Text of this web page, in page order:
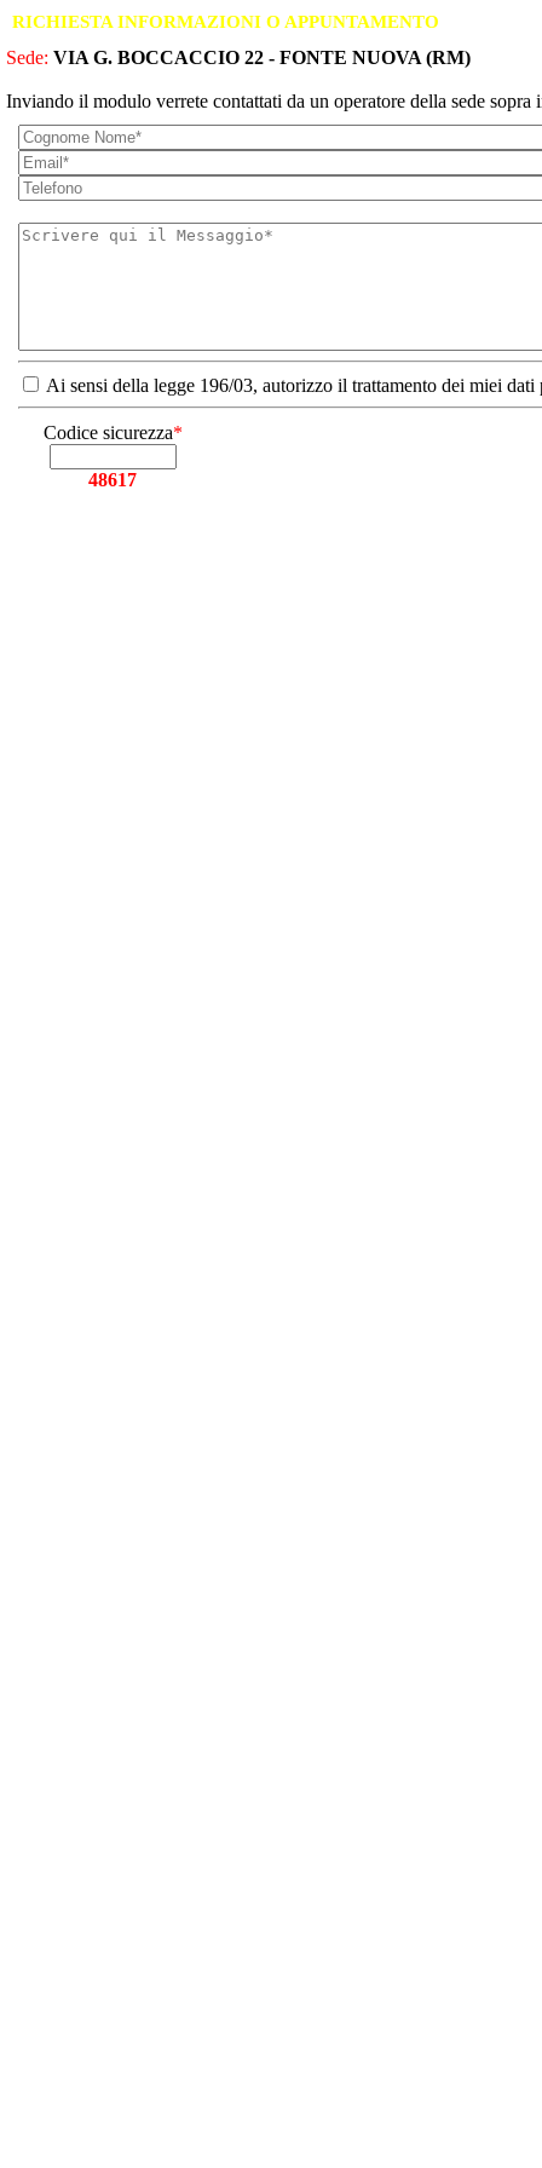
RICHIESTA INFORMAZIONI O APPUNTAMENTO
Sede: VIA G. BOCCACCIO 22 - FONTE NUOVA (RM)
Inviando il modulo verrete contattati da un operatore della sede sopra
Ai sensi della legge 196/03, autorizzo il trattamento dei miei
Codice sicurezza*
48617